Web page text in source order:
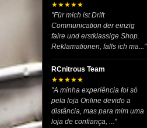
★★★★★
"Für mich ist Drift
Communication der einzig
faire und erstklassige Shop.
Reklamationen, falls ich ma..."
RCnitrous Team
★★★★★
"A minha experiência foi só
pela loja Online devido a
distância, mas para mim uma
loja de confiança, ..."